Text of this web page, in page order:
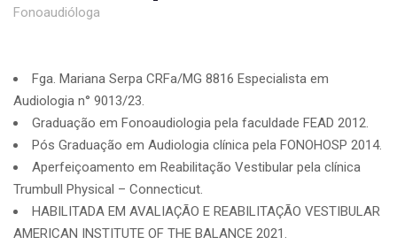
Fonoaudióloga
Fga. Mariana Serpa CRFa/MG 8816 Especialista em
Audiologia n° 9013/23.
Graduação em Fonoaudiologia pela faculdade FEAD 2012.
Pós Graduação em Audiologia clínica pela FONOHOSP 2014.
Aperfeiçoamento em Reabilitação Vestibular pela clínica
Trumbull Physical – Connecticut.
HABILITADA EM AVALIAÇÃO E REABILITAÇÃO VESTIBULAR
AMERICAN INSTITUTE OF THE BALANCE 2021.